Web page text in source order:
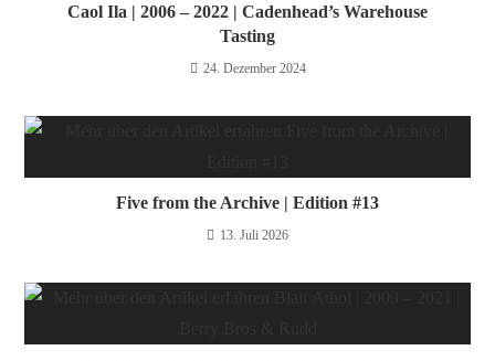
Caol Ila | 2006 – 2022 | Cadenhead’s Warehouse
Tasting
24. Dezember 2024
Five from the Archive | Edition #13
13. Juli 2026